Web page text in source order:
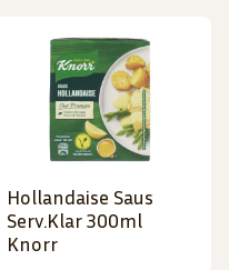
Hollandaise Saus
Serv.Klar 300ml
Knorr